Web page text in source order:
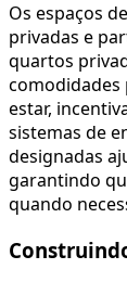
Os espaços
privadas e
quartos
comodidades
estar,
sistemas de
designadas
garantindo
quando